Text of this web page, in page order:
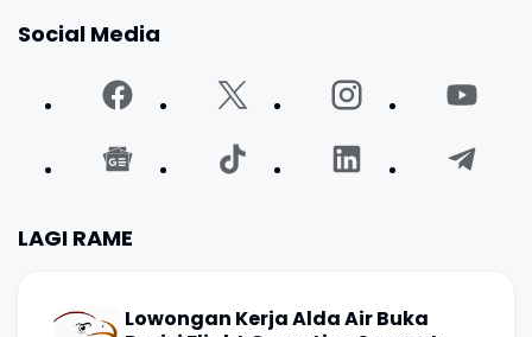
Social Media
LAGI RAME
Lowongan Kerja Alda Air Buka